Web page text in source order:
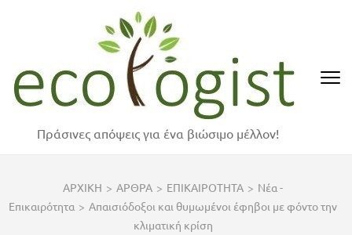
Enter)
Πράσινες απόψεις για ένα βιώσιμο μέλλον!
ΑΡΧΙΚΗ > ΑΡΘΡΑ > ΕΠΙΚΑΙΡΟΤΗΤΑ > Νέα -
Επικαιρότητα > Απαισιόδοξοι και θυμωμένοι έφηβοι με φόντο την
κλιματική κρίση